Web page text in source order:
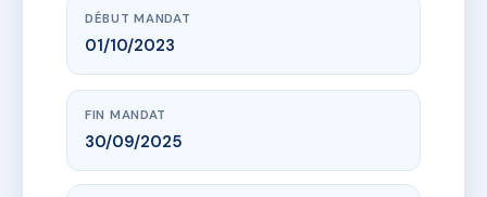
DÉBUT MANDAT
01/10/2023
FIN MANDAT
30/09/2025